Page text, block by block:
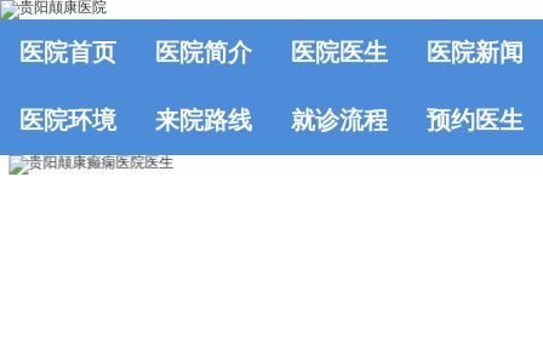
医院首页 医院简介 医院医生 医院新闻
医院环境 来院路线 就诊流程 预约医生